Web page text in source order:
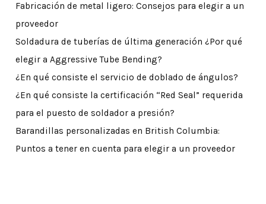
Fabricación de metal ligero: Consejos para elegir a un
proveedor
Soldadura de tuberías de última generación ¿Por qué
elegir a Aggressive Tube Bending?
¿En qué consiste el servicio de doblado de ángulos?
¿En qué consiste la certificación “Red Seal” requerida
para el puesto de soldador a presión?
Barandillas personalizadas en British Columbia:
Puntos a tener en cuenta para elegir a un proveedor